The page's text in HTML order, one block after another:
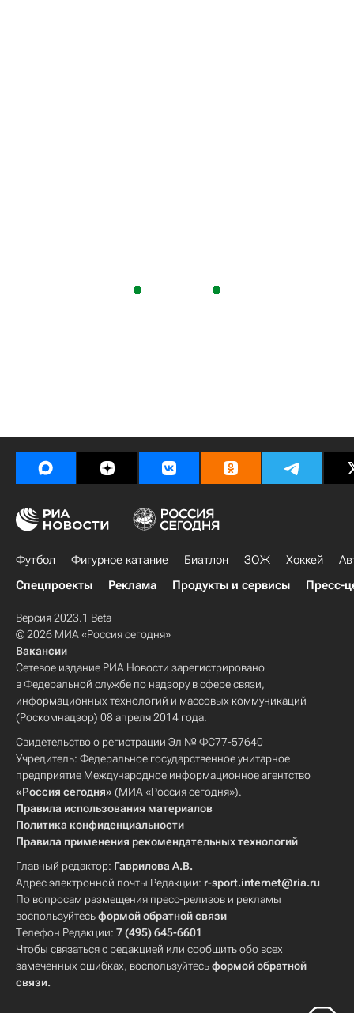
Футбол Фигурное катание Биатлон ЗОЖ Хоккей
Спецпроекты
Реклама Продукты и сервисы Пресс-
Версия 2023.1 Beta
© 2026 МИА «Россия сегодня»
Вакансии
Сетевое издание РИА Новости зарегистрировано
в Федеральной службе по надзору в сфере связи,
информационных технологий и массовых коммуникаций
(Роскомнадзор) 08 апреля 2014 года.
Свидетельство о регистрации Эл № ФС77-57640
Учредитель: Федеральное государственное унитарное
предприятие Международное информационное агентство
«Россия сегодня» (МИА «Россия сегодня»).
Правила использования материалов
Политика конфиденциальности
Правила применения рекомендательных технологий
Главный редактор: Гаврилова А.В.
Адрес электронной почты Редакции: r-sport.internet@ria.ru
По вопросам размещения пресс-релизов и рекламы
воспользуйтесьформой обратной связи
Телефон Редакции: 7 (495) 645-6601
Чтобы связаться с редакцией или сообщить обо всех
замеченных ошибках, воспользуйтесьформой обратной
связи.